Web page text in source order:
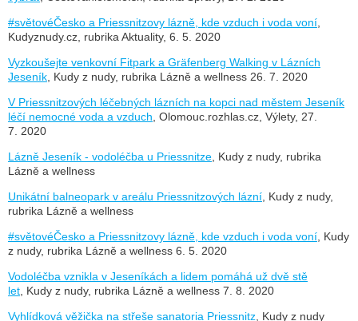
#světovéČesko a Priessnitzovy lázně, kde vzduch i voda voní
Kudyznudy.cz, rubrika Aktuality, 6. 5. 2020
Vyzkoušejte venkovní Fitpark a Gräfenberg Walking v Lázních
Jeseník , Kudy z nudy, rubrika Lázně a wellness 26. 7. 2020
V Priessnitzových léčebných lázních na kopci nad městem Jeseník
léčí nemocné voda a vzduch , Olomouc.rozhlas.cz, Výlety, 27.
7. 2020
Lázně Jeseník - vodoléčba u Priessnitze , Kudy z nudy, rubrika
Lázně a wellness
Unikátní balneopark v areálu Priessnitzových lázní , Kudy z nudy,
rubrika Lázně a wellness
#světovéČesko a Priessnitzovy lázně, kde vzduch i voda voní , Kudy
z nudy, rubrika Lázně a wellness 6. 5. 2020
Vodoléčba vznikla v Jeseníkách a lidem pomáhá už dvě stě
let , Kudy z nudy, rubrika Lázně a wellness 7. 8. 2020
Vyhlídková věžička na střeše sanatoria Priessnitz , Kudy z nudy